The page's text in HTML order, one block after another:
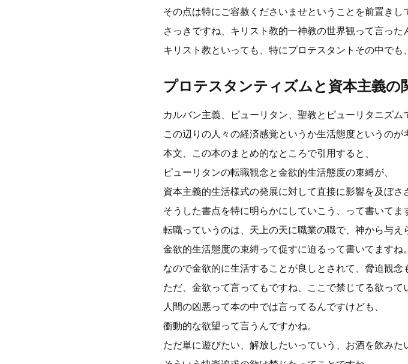
その点は特にご容赦くださいませということを前置きし
さっきですね、キリスト教的一神教の世界観って言った
キリスト教といっても、特にプロテスタントその中でも、
プロテスタンティズムと資本主義の
カルバン主義、ピューリタン、聖教とピューリタニズム
この辺りの人々の経済感覚というか生活態度というのが
本文、この本のまとめ的なところで引用すると、
ピューリタンの転職観念と金欲的生活態度の束縛が、
資本主義的生活様式の発展に対して直接に影響を及ぼさ
そうした書点を特に明らかにしていこう、って書いてま
転職っていうのは、天上の天に職業の職で、神から与え
金欲的生活態度の束縛って促すに迫るって書いてますね。
なので金欲的に生活することが良しとされて、脅迫観念
ただ、金欲って言ってもですね、ここで禁じてる欲って
人間の凶悪って本の中では言ってるんですけども、
衝動的な欲望って言うんですかね。
ただ単に遊びたい、解放したいっていう、お酒を飲みた